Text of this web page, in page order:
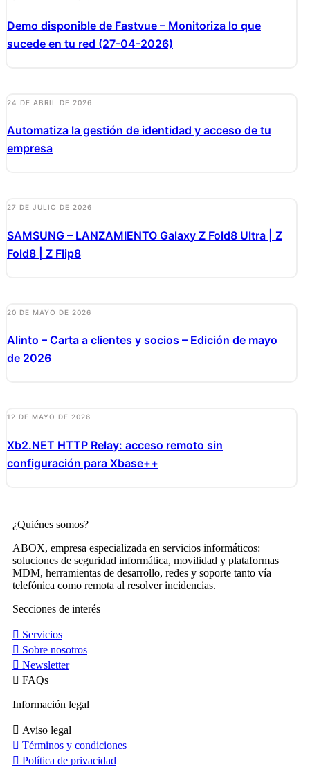
Demo disponible de Fastvue – Monitoriza lo que
sucede en tu red (27-04-2026)
24 DE ABRIL DE 2026
Automatiza la gestión de identidad y acceso de tu
empresa
27 DE JULIO DE 2026
SAMSUNG – LANZAMIENTO Galaxy Z Fold8 Ultra | Z
Fold8 | Z Flip8
20 DE MAYO DE 2026
Alinto – Carta a clientes y socios – Edición de mayo
de 2026
12 DE MAYO DE 2026
Xb2.NET HTTP Relay: acceso remoto sin
configuración para Xbase++
¿Quiénes somos?
ABOX, empresa especializada en servicios informáticos:
soluciones de seguridad informática, movilidad y plataformas
MDM, herramientas de desarrollo, redes y soporte tanto vía
telefónica como remota al resolver incidencias.
Secciones de interés
Servicios
Sobre nosotros
Newsletter
FAQs
Información legal
Aviso legal
Términos y condiciones
Política de privacidad